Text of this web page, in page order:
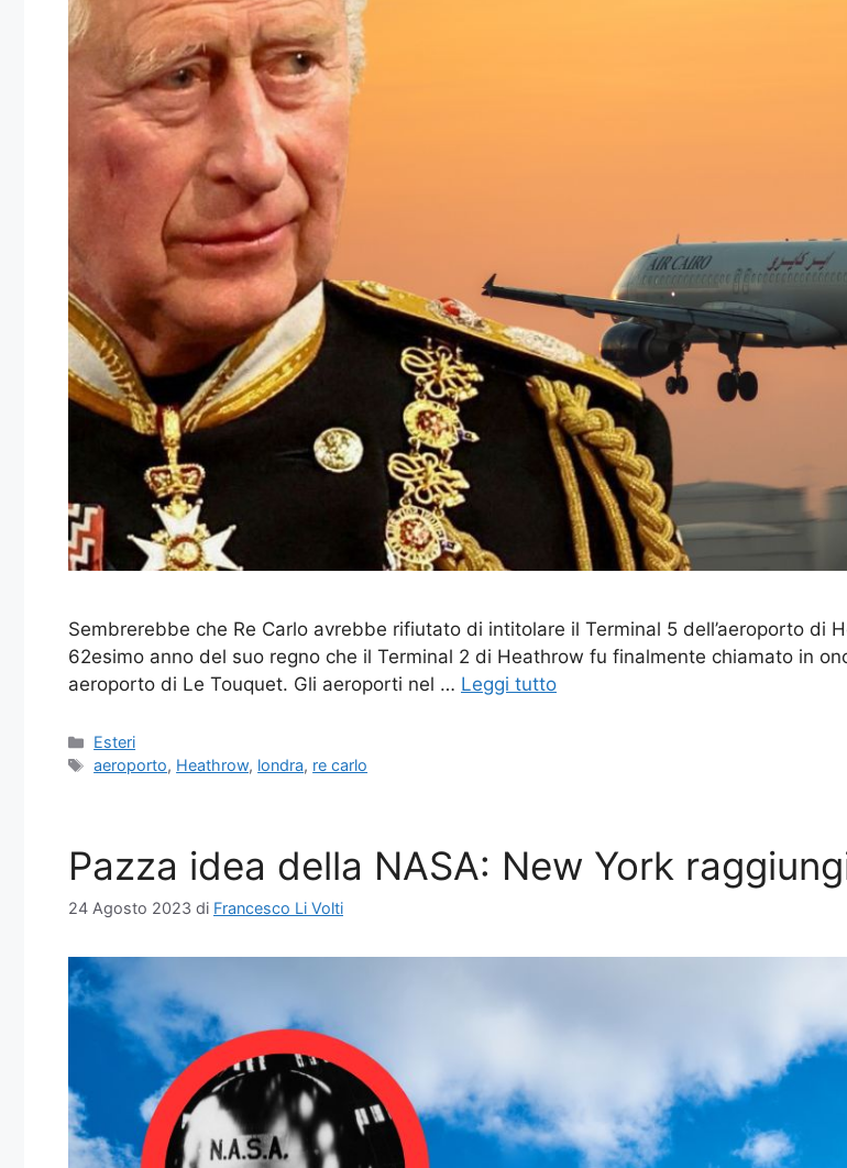
Sembrerebbe che Re Carlo avrebbe rifiutato di intitolare il Terminal 5 dell’aeroporto di
62esimo anno del suo regno che il Terminal 2 di Heathrow fu finalmente chiamato in
aeroporto di Le Touquet. Gli aeroporti nel … Leggi tutto
Categorie
Esteri
Tag
aeroporto, Heathrow, londra, re carlo
Pazza idea della NASA: New York
24 Agosto 2023 di Francesco Li Volti